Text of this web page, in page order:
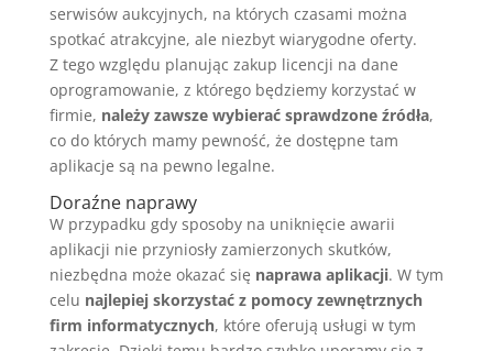
serwisów aukcyjnych, na których czasami można
spotkać atrakcyjne, ale niezbyt wiarygodne oferty.
Z tego względu planując zakup licencji na dane
oprogramowanie, z którego będziemy korzystać w
firmie, należy zawsze wybierać sprawdzone źródła,
co do których mamy pewność, że dostępne tam
aplikacje są na pewno legalne.
Doraźne naprawy
W przypadku gdy sposoby na uniknięcie awarii
aplikacji nie przyniosły zamierzonych skutków,
niezbędna może okazać się naprawa aplikacji. W tym
celu najlepiej skorzystać z pomocy zewnętrznych
firm informatycznych, które oferują usługi w tym